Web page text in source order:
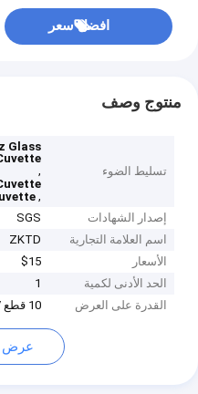
افضل سعر
منتوج وصف
تسليط الضوء
Glass
,
,
إصدار الشهادات
SGS
اسم العلامة التجارية
ZKTD
الأسعار
$15
الحد الأدنى لكمية
1
القدرة على العرض
10 قطع / أسبوع
عرض